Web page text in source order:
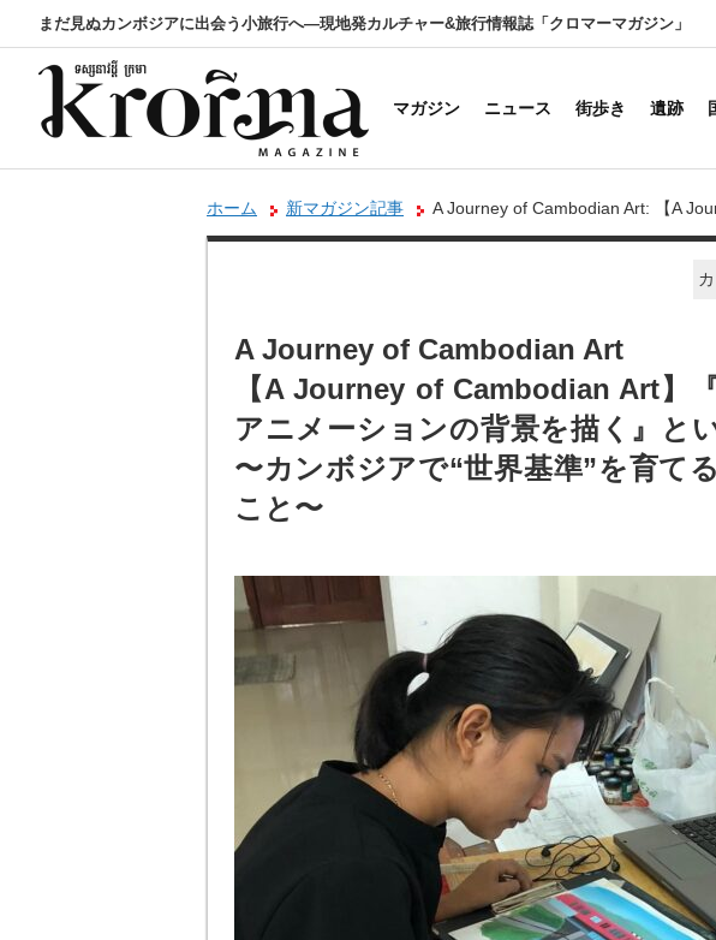
まだ見ぬカンボジアに出会う小旅行へ―現地発カルチャー&旅行情報誌「クロマーマガジン」
マガジン ニュース 街歩き 遺跡
ホーム 新マガジン記事
A Journey of Cambodian Art: 【A
ーションの背景を描く』という挑戦 〜カンボジアで“世界基準”を
A Journey of Cambodian Art
【A Journey of Cambodian Art】
アニメーションの背景を描く』と
〜カンボジアで“世界基準”を育て
こと〜